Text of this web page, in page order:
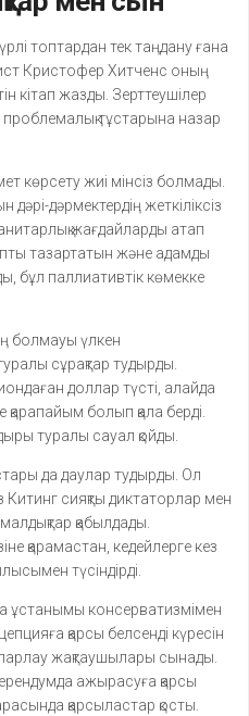
топтардан тек таңдану ғана
Кристофер Хитченс оның
кітап жазды. Зерттеушілер
проблемалық тұстарына назар
көрсету жиі мінсіз болмады.
дәрмектердің жеткіліксіз
жағдайларды атап
тазартатын және адамды
бұл паллиативтік көмекке
болмауы үлкен
сұрақтар тудырды.
доллар түсті, алайда
болып қала берді.
туралы сауал қойды.
да даулар тудырды. Ол
сияқты диктаторлар мен
қабылдады.
қарамастан, кедейлерге кез
түсіндірді.
ұстанымы консерватизмімен
қарсы белсенді күресін
жақтаушылары сынады.
ажырасуға қарсы
қарсыластар қосты.